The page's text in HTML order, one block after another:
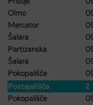
Olmo
Mercator
Šalara
Partizanska
Šalara
Pokopališče
Postajališča
2
Pokopališče